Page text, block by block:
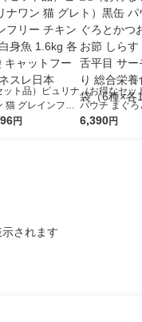
ット品）ピュリナ
猫 グレインフリ
キン ＋ 白身魚 1.
円
（お得なセッ
パウチ まぐろ
お かつお節
6,390円
されます